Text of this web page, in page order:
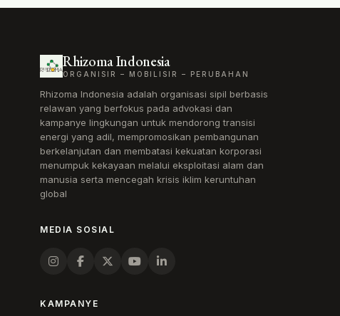
Rhizoma Indonesia
ORGANISIR – MOBILISIR – PERUBAHAN
Rhizoma Indonesia adalah organisasi sipil berbasis
relawan yang berfokus pada advokasi dan
kampanye lingkungan untuk mendorong transisi
energi yang adil, mempromosikan pembangunan
berkelanjutan dan membatasi kekuatan korporasi
menumpuk kekayaan melalui eksploitasi alam dan
manusia serta mencegah krisis iklim keruntuhan
global
MEDIA SOSIAL
KAMPANYE